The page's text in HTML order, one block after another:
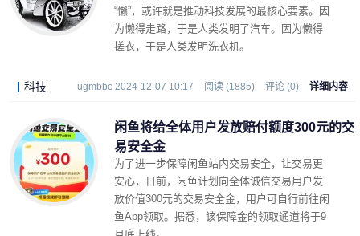
“懒”，或许就是推动科技发展的最核心要素。因
为懒得走路，于是人类发明了汽车。因为懒得
搓衣，于是人类发明洗衣机。
科技 ugmbbc 2024-12-07 10:17 阅读 (1885) 评论 (0) 详细内容
闲鱼将给全体用户发放赔付额度300元的交
易安全金
为了进一步保障闲鱼站内交易安全，让交易更
安心，日前，闲鱼计划向全体诚信交易用户发
放价值300元的交易安全金，用户可自行前往闲
鱼App领取。据悉，该保障金的领取通道将于9